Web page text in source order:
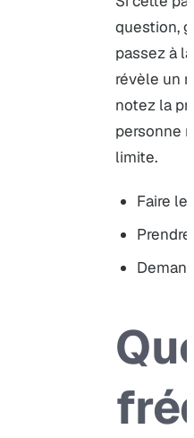
question,
passez à
révèle un
notez la
personne
limite.
Faire